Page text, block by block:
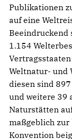
Publikationen
auf eine
Beeindruckend
1.154
Weltnatur- und
diesen sind
und weitere 39
Naturstätten
maßgeblich
Konvention